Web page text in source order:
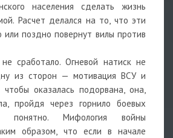
населения сделать жизнь
Расчет делался на то, что эти
поздно повернут вилы против
сработало. Огневой натиск не
из сторон — мотивация ВСУ и
оказалась подорвана, она,
пройдя через горнило боевых
понятно. Мифология войны
образом, что если в начале